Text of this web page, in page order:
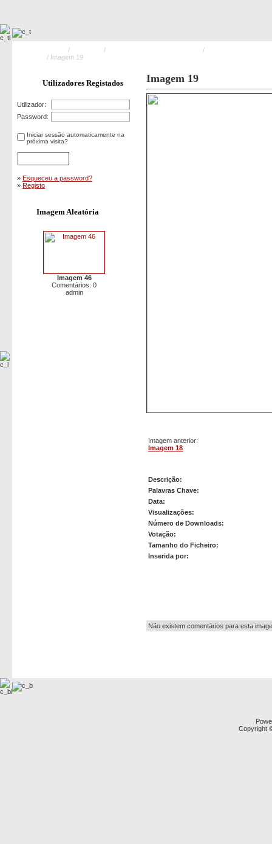
/ / /
/ Imagem 19
Utilizadores Registados
Utilizador:
Password:
Iniciar sessão automaticamente na
próxima visita?
» Esqueceu a password?
» Registo
Imagem Aleatória
Imagem 46
Comentários: 0
admin
Imagem 19
Imagem anterior:
Imagem 18
Descrição:
Palavras Chave:
Data:
Visualizações:
Número de Downloads:
Votação:
Tamanho do Ficheiro:
Inserida por:
Não existem comentários para esta
Copyright